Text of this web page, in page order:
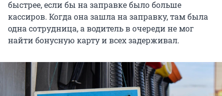
быстрее, если бы на заправке было больше
кассиров. Когда она зашла на заправку, там была
одна сотрудница, а водитель в очереди не мог
найти бонусную карту и всех задерживал.